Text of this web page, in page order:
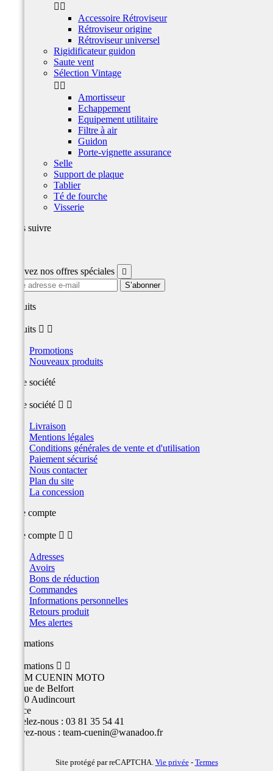
 
Accessoire Rétroviseur
Rétroviseur origine
Rétroviseur universel
Rigidificateur guidon
Saute vent
Sélection Vintage
 
Amortisseur
Echappement
Equipement utilitaire
Filtre à air
Guidon
Porte-vignette assurance
Selle
Support de plaque
Tablier
Té de fourche
Visserie
Nous suivre
Recevez nos offres spéciales 
produits
produits  
Promotions
Nouveaux produits
Notre société
Notre société  
Livraison
Mentions légales
Conditions générales de vente et d'utilisation
Paiement sécurisé
Nous contacter
Plan du site
La concession
Votre compte
Votre compte  
Adresses
Avoirs
Bons de réduction
Commandes
Informations personnelles
Retours produit
Mes alertes
Informations
Informations  
TEAM CUENIN MOTO
26 Rue de Belfort
25400 Audincourt
France
Appelez-nous : 03 81 35 54 41
Écrivez-nous : team-cuenin@wanadoo.fr
Site protégé par reCAPTCHA. Vie privée- Termes